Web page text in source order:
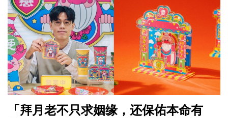
「拜月老不只求姻缘，还保佑本命有